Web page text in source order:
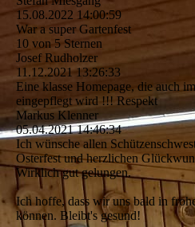
15.08.2022 14:00:59
War a super Gartenfest
10 von 5 Sternen
Josef Rudholzer
11.12.2021 13:26:33
Eine klasse Homepage, die auch
eingepflegt wird !!! Respekt
Markus Klenner
05.04.2021 14:46:34
Ich wünsche allen
Osterfest und herzlichen
Wirklich gut gelungen.
Ich hoffe, dass wir uns bald in
können. Bleibt's gesund!